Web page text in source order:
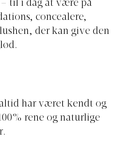
til i dag at være på
concealere,
der kan give den
har været kendt og
rene og naturlige